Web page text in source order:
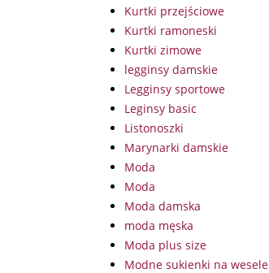
Kurtki przejściowe
Kurtki ramoneski
Kurtki zimowe
legginsy damskie
Legginsy sportowe
Leginsy basic
Listonoszki
Marynarki damskie
Moda
Moda
Moda damska
moda męska
Moda plus size
Modne sukienki na wesele